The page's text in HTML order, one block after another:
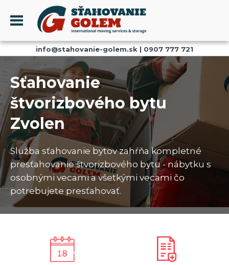
Menu
PROFIL
SŤAHOVANIE - SŤAHOVACIE SLUŽBY
DOPRAVA - DOPRAVNÉ SLUŽBY
AKCIE A ZĽAVY
SKLADOVANIE
REFERENCIE
CENNÍK
KONTAKT
info@stahovanie-golem.sk | 0907 777 721
Sťahovanie
štvorizbového bytu
Zvolen
Služba sťahovanie bytov zahŕňa kompletné
presťahovanie štvorizbového bytu - nábytku s
osobnými vecami a všetkými vecami čo
potrebujete presťahovať.